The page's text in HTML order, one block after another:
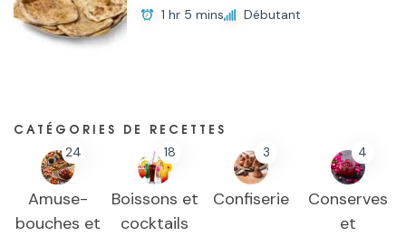
1 hr 5 mins Débutant
CATÉGORIES DE RECETTES
24
Amuse-
bouches et
18
Boissons et
cocktails
3
Confiserie
4
Conserves
et